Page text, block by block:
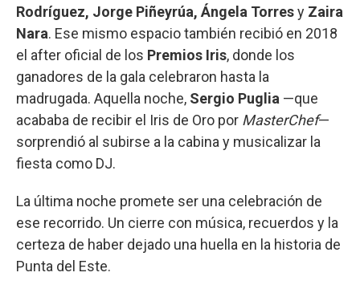
Rodríguez, Jorge Piñeyrúa, Ángela Torresy Zaira
Nara. Ese mismo espacio también recibió en 2018
el after oficial de los Premios Iris, donde los
ganadores de la gala celebraron hasta la
madrugada. Aquella noche, Sergio Puglia —que
acababa de recibir el Iris de Oro por MasterChef—
sorprendió al subirse a la cabina y musicalizar la
fiesta como DJ.
La última noche promete ser una celebración de
ese recorrido. Un cierre con música, recuerdos y la
certeza de haber dejado una huella en la historia de
Punta del Este.